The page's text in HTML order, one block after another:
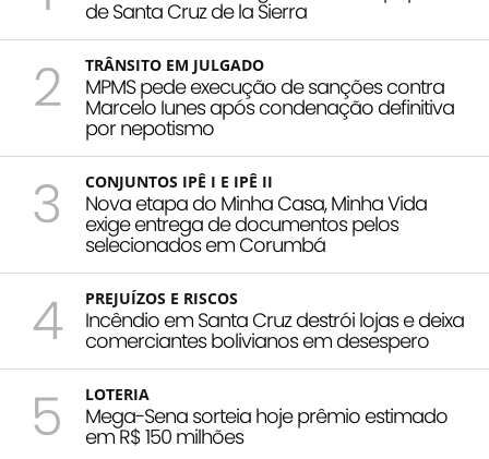
de Santa Cruz de la Sierra
2 TRÂNSITO EM JULGADO
MPMS pede execução de sanções contra
Marcelo Iunes após condenação definitiva
por nepotismo
3 CONJUNTOS IPÊ I E IPÊ II
Nova etapa do Minha Casa, Minha Vida
exige entrega de documentos pelos
selecionados em Corumbá
4 PREJUÍZOS E RISCOS
Incêndio em Santa Cruz destrói lojas e deixa
comerciantes bolivianos em desespero
5 LOTERIA
Mega-Sena sorteia hoje prêmio estimado
em R$ 150 milhões